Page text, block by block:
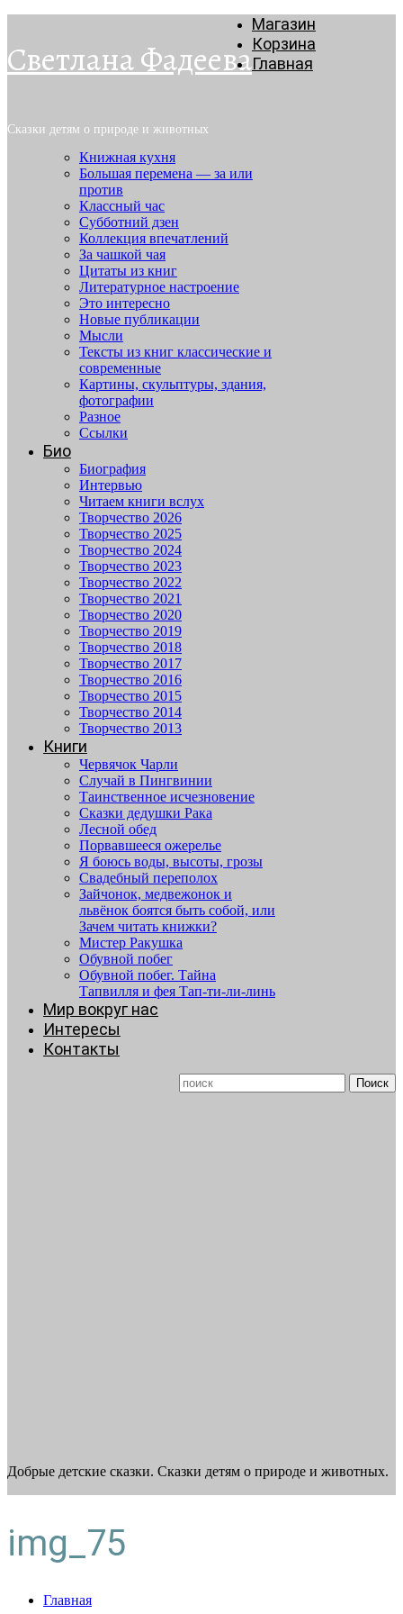
Светлана Фадеева
Сказки детям о природе и животных
Магазин
Корзина
Главная
Книжная кухня
Большая перемена — за или
против
Классный час
Субботний дзен
Коллекция впечатлений
За чашкой чая
Цитаты из книг
Литературное настроение
Это интересно
Новые публикации
Мысли
Тексты из книг классические и
современные
Картины, скульптуры, здания,
фотографии
Разное
Ссылки
Био
Биография
Интервью
Читаем книги вслух
Творчество 2026
Творчество 2025
Творчество 2024
Творчество 2023
Творчество 2022
Творчество 2021
Творчество 2020
Творчество 2019
Творчество 2018
Творчество 2017
Творчество 2016
Творчество 2015
Творчество 2014
Творчество 2013
Книги
Червячок Чарли
Случай в Пингвинии
Таинственное исчезновение
Сказки дедушки Рака
Лесной обед
Порвавшееся ожерелье
Я боюсь воды, высоты, грозы
Свадебный переполох
Зайчонок, медвежонок и
львёнок боятся быть собой, или
Зачем читать книжки?
Мистер Ракушка
Обувной побег
Обувной побег. Тайна
Тапвилля и фея Тап-ти-ли-линь
Мир вокруг нас
Интересы
Контакты
Добрые детские сказки. Сказки детям о природе и животных.
img_75
Главная